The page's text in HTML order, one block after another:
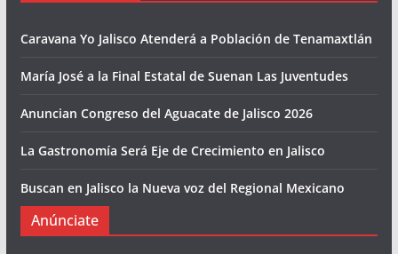
Caravana Yo Jalisco Atenderá a Población de Tenamaxtlán
María José a la Final Estatal de Suenan Las Juventudes
Anuncian Congreso del Aguacate de Jalisco 2026
La Gastronomía Será Eje de Crecimiento en Jalisco
Buscan en Jalisco la Nueva voz del Regional Mexicano
Anúnciate